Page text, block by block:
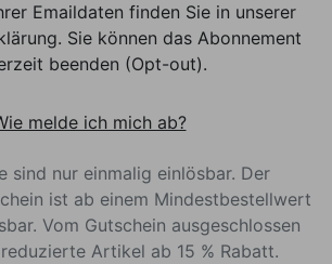
Emaildaten finden Sie in unserer
Sie können das Abonnement
beenden (Opt-out).
melde ich mich ab?
sind nur einmalig einlösbar. Der
ist ab einem Mindestbestellwert
Vom Gutschein ausgeschlossen
Artikel ab 15 % Rabatt.